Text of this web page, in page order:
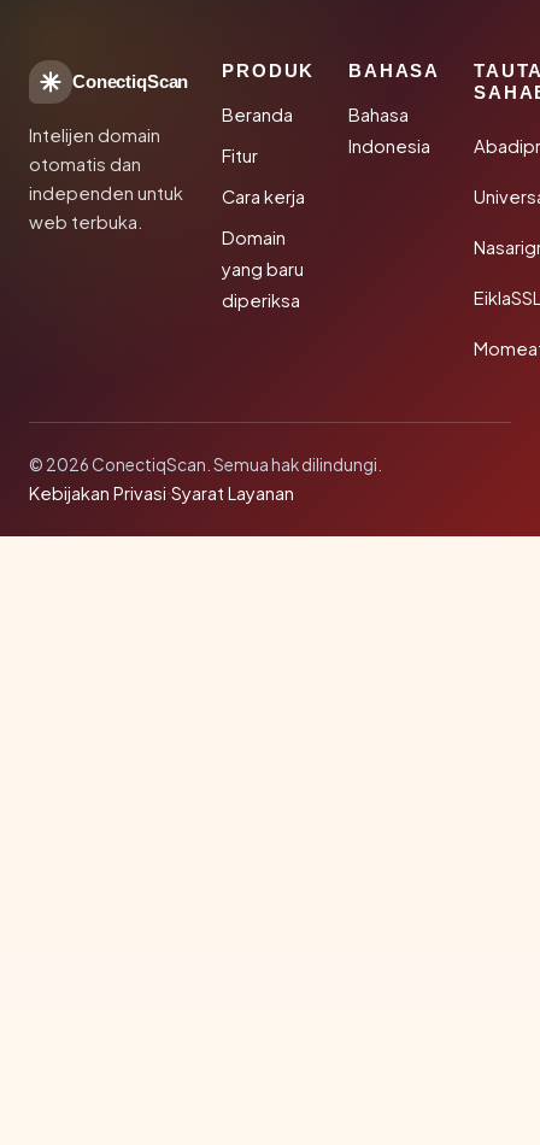
ConectiqScan
Intelijen domain
otomatis dan
independen untuk
web terbuka.
PRODUK
Beranda
Fitur
Cara kerja
Domain
yang baru
diperiksa
BAHASA
Bahasa
Indonesia
© 2026 ConectiqScan. Semua hak dilindungi.
Kebijakan Privasi·Syarat Layanan